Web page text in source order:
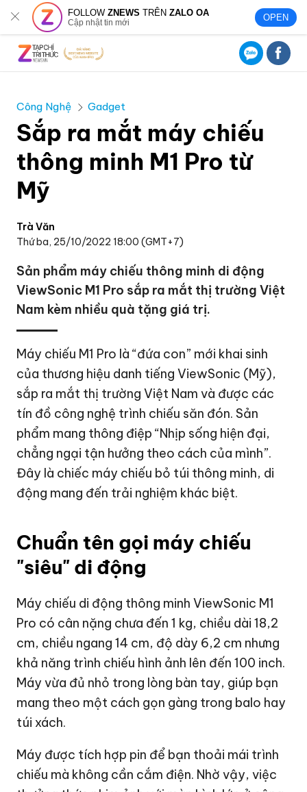
FOLLOWZNEWS TRÊNZALO OA
Cập nhật tin mới OPEN
Công Nghệ Gadget
Sắp ra mắt máy chiếu
thông minh M1 Pro từ
Mỹ
Trà Văn
Thứ ba, 25/10/2022 18:00 (GMT+7)
Sản phẩm máy chiếu thông minh di động
ViewSonic M1 Pro sắp ra mắt thị trường Việt
Nam kèm nhiều quà tặng giá trị.
Máy chiếu M1 Pro là “đứa con” mới khai sinh
của thương hiệu danh tiếng ViewSonic (Mỹ),
sắp ra mắt thị trường Việt Nam và được các
tín đồ công nghệ trình chiếu săn đón. Sản
phẩm mang thông điệp “Nhịp sống hiện đại,
chẳng ngại tận hưởng theo cách của mình”.
Đây là chiếc máy chiếu bỏ túi thông minh, di
động mang đến trải nghiệm khác biệt.
Chuẩn tên gọi máy chiếu
"siêu" di động
Máy chiếu di động thông minh ViewSonic M1
Pro có cân nặng chưa đến 1 kg, chiều dài 18,2
cm, chiều ngang 14 cm, độ dày 6,2 cm nhưng
khả năng trình chiếu hình ảnh lên đến 100 inch.
Máy vừa đủ nhỏ trong lòng bàn tay, giúp bạn
mang theo một cách gọn gàng trong balo hay
túi xách.
Máy được tích hợp pin để bạn thoải mái trình
chiếu mà không cần cắm điện. Nhờ vậy, việc